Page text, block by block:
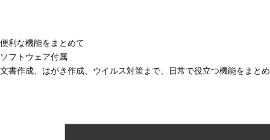
便利な機能をまとめて
ソフトウェア付属
文書作成、はがき作成、ウイルス対策まで、日常で役立つ機能をまと